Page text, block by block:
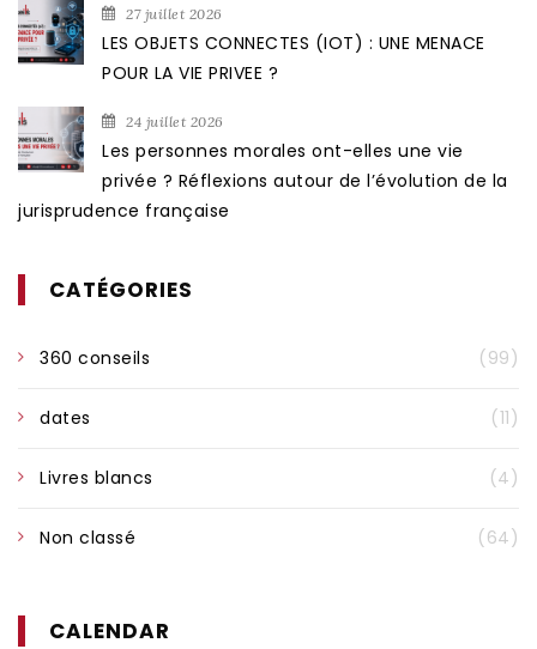
27 juillet 2026
LES OBJETS CONNECTES (IOT) : UNE MENACE
POUR LA VIE PRIVEE ?
24 juillet 2026
Les personnes morales ont-elles une vie
privée ? Réflexions autour de l’évolution de la
jurisprudence française
CATÉGORIES
360 conseils (99)
dates (11)
Livres blancs (4)
Non classé (64)
CALENDAR